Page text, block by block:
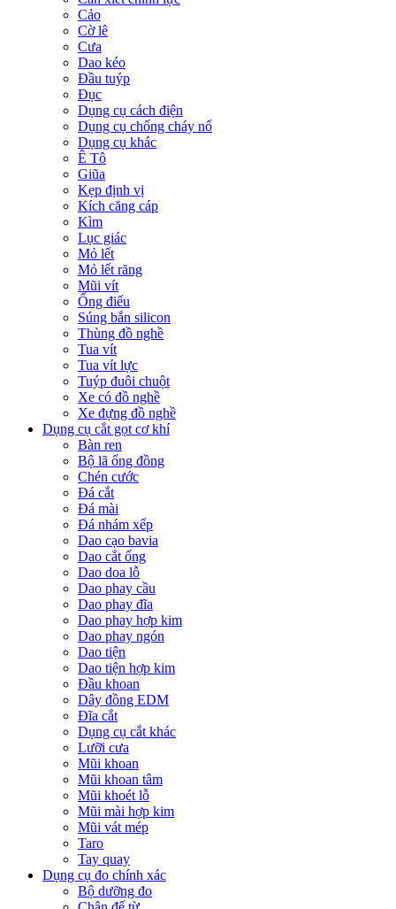
Cảo
Cờ lê
Cưa
Dao kéo
Đầu tuýp
Đục
Dụng cụ cách điện
Dụng cụ chống cháy nổ
Dụng cụ khác
Ê Tô
Giũa
Kẹp định vị
Kích căng cáp
Kìm
Lục giác
Mỏ lết
Mỏ lết răng
Mũi vít
Ống điếu
Súng bắn silicon
Thùng đồ nghề
Tua vít
Tua vít lực
Tuýp đuôi chuột
Xe có đồ nghề
Xe đựng đồ nghề
Dụng cụ cắt gọt cơ khí
Bàn ren
Bộ lã ống đồng
Chén cước
Đá cắt
Đá mài
Đá nhám xếp
Dao cạo bavia
Dao cắt ống
Dao doa lỗ
Dao phay cầu
Dao phay đĩa
Dao phay hợp kim
Dao phay ngón
Dao tiện
Dao tiện hợp kim
Đầu khoan
Dây đồng EDM
Đĩa cắt
Dụng cụ cắt khác
Lưỡi cưa
Mũi khoan
Mũi khoan tâm
Mũi khoét lỗ
Mũi mài hợp kim
Mũi vát mép
Taro
Tay quay
Dụng cụ đo chính xác
Bộ dưỡng đo